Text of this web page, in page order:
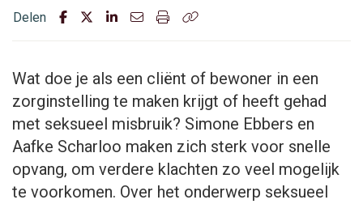
Delen
Wat doe je als een cliënt of bewoner in een
zorginstelling te maken krijgt of heeft gehad
met seksueel misbruik? Simone Ebbers en
Aafke Scharloo maken zich sterk voor snelle
opvang, om verdere klachten zo veel mogelijk
te voorkomen. Over het onderwerp seksueel